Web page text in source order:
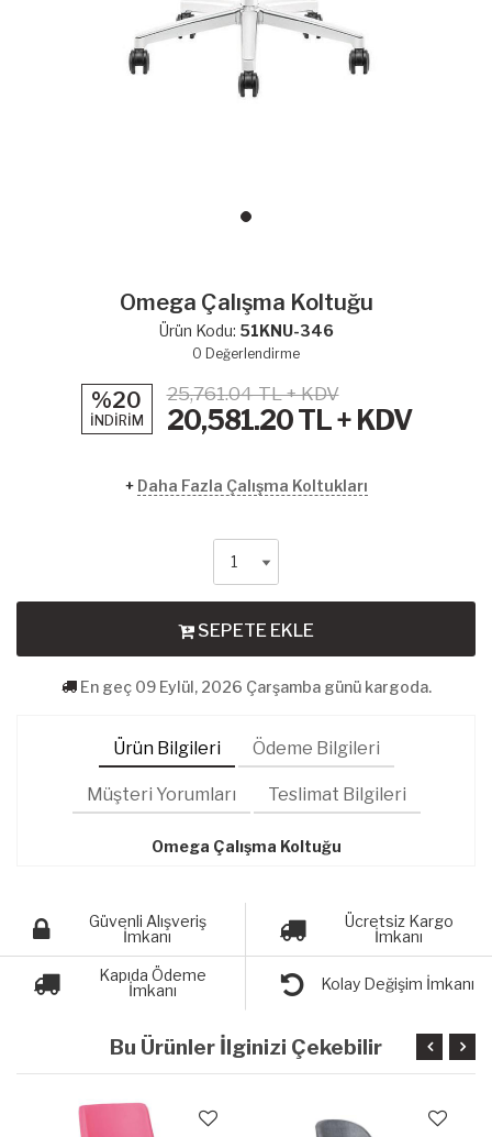
Omega Çalışma Koltuğu
Ürün Kodu: 51KNU-346
0 Değerlendirme
%20
İNDİRİM
25,761.04 TL + KDV
20,581.20TL + KDV
+ Daha Fazla Çalışma Koltukları
SEPETE EKLE
En geç 09 Eylül, 2026 Çarşamba günü kargoda.
Ürün Bilgileri Ödeme Bilgileri
Müşteri Yorumları Teslimat Bilgileri
Omega Çalışma Koltuğu
Güvenli Alışveriş
İmkanı
Ücretsiz Kargo
İmkanı
Kapıda Ödeme
İmkanı
Kolay Değişim İmkanı
Bu Ürünler İlginizi Çekebilir